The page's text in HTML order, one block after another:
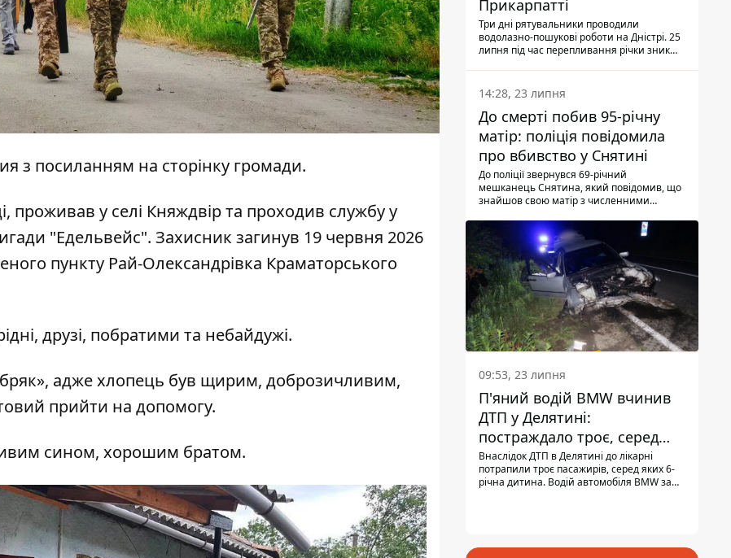
з посиланням на сторінку громади.
проживав у селі Княждвір та проходив службу у
"Едельвейс". Захисник загинув 19 червня 2026
пункту Рай-Олександрівка Краматорського
друзі, побратими та небайдужі.
адже хлопець був щирим, доброзичливим,
прийти на допомогу.
сином, хорошим братом.
Прикарпатті
Три дні рятувальники проводили
водолазно-пошукові роботи на Дністрі. 25
липня під час перепливання річки зник
виявили тіло.
14:28, 23 липня
До смерті побив 95-річну
матір: поліція повідомила
про вбивство у Снятині
До поліції звернувся 69-річний
мешканець Снятина, який повідомив, що
знайшов свою матір з численними
з'ясували правоохоронці, ці травми жінці
наніс її син.
09:53, 23 липня
П'яний водій BMW вчинив
ДТП у Делятині:
постраждало троє, серед
них - дитина
Внаслідок ДТП в Делятині до лікарні
потрапили троє пасажирів, серед яких 6-
річна дитина. Водій автомобіля BMW за